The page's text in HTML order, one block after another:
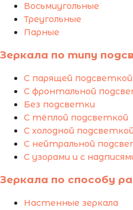
Восьмиугольные
Треугольные
Парные
Зеркала по типу
С парящей подсветкой
С фронтальной
Без подсветки
С тёплой подсветкой
С холодной подсветкой
С нейтральной
С узорами и с
Зеркала по способу
Настенные зеркала